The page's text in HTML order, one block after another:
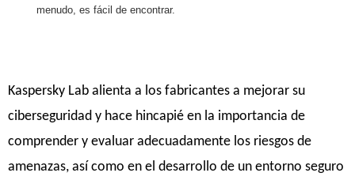
menudo, es fácil de encontrar.
Kaspersky Lab alienta a los fabricantes a mejorar su
ciberseguridad y hace hincapié en la importancia de
comprender y evaluar adecuadamente los riesgos de
amenazas, así como en el desarrollo de un entorno seguro